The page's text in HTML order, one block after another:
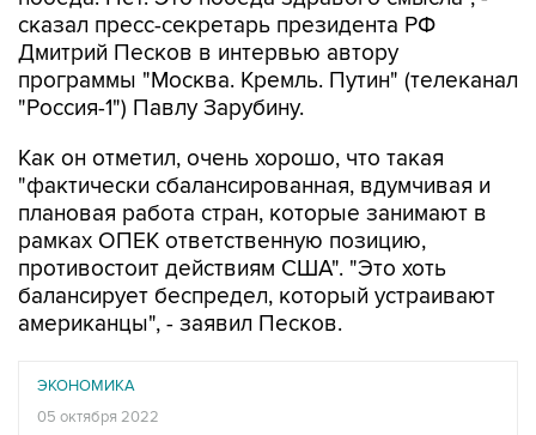
сказал пресс-секретарь президента РФ
Дмитрий Песков в интервью автору
программы "Москва. Кремль. Путин" (телеканал
"Россия-1") Павлу Зарубину.
Как он отметил, очень хорошо, что такая
"фактически сбалансированная, вдумчивая и
плановая работа стран, которые занимают в
рамках ОПЕК ответственную позицию,
противостоит действиям США". "Это хоть
балансирует беспредел, который устраивают
американцы", - заявил Песков.
ЭКОНОМИКА
05 октября 2022